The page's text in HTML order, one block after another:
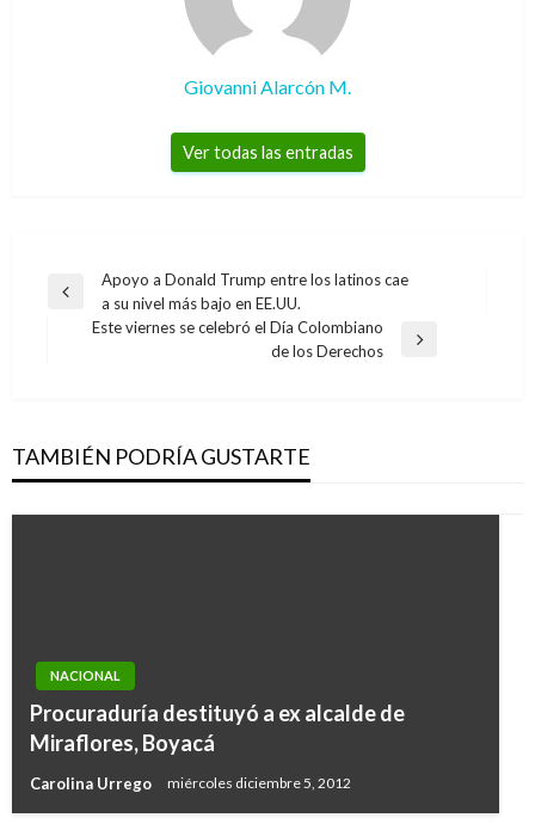
Giovanni Alarcón M.
Ver todas las entradas
Navegación
Entrada
anterior
Apoyo a Donald Trump entre los latinos cae
a su nivel más bajo en EE.UU.
Este viernes se celebró el Día Colombiano
de los Derechos
TAMBIÉN PODRÍA GUSTARTE
NACIONAL
Procuraduría destituyó a ex alcalde de
Miraflores, Boyacá
Carolina Urrego miércoles diciembre 5, 2012